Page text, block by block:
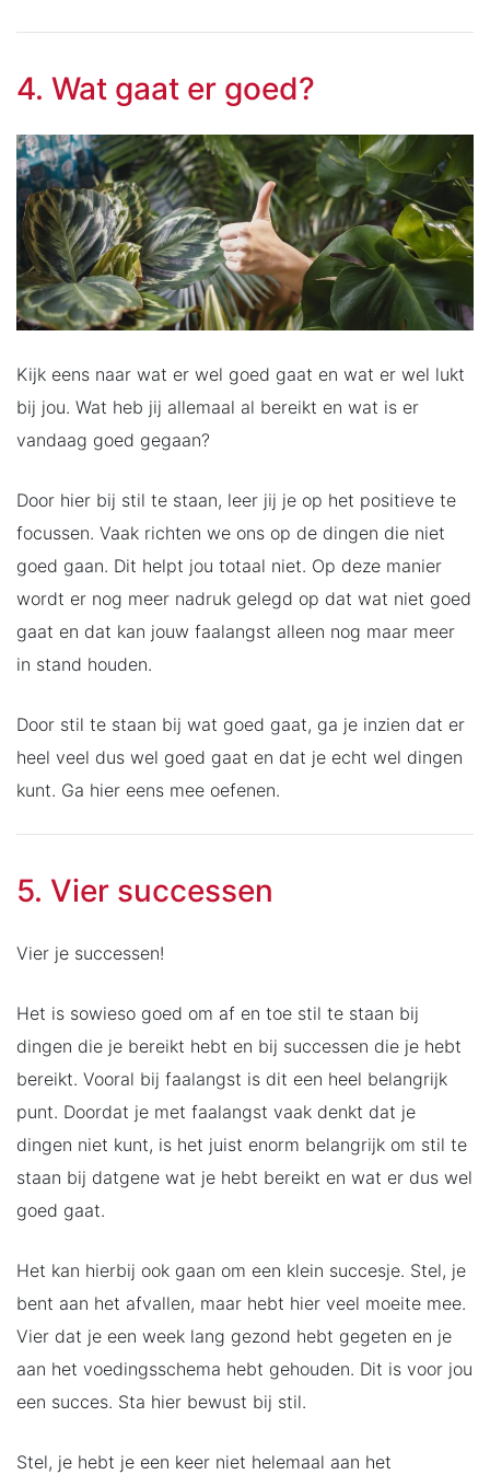
4. Wat gaat er goed?
Kijk eens naar wat er wel goed gaat en wat er wel lukt
bij jou. Wat heb jij allemaal al bereikt en wat is er
vandaag goed gegaan?
Door hier bij stil te staan, leer jij je op het positieve te
focussen. Vaak richten we ons op de dingen die niet
goed gaan. Dit helpt jou totaal niet. Op deze manier
wordt er nog meer nadruk gelegd op dat wat niet goed
gaat en dat kan jouw faalangst alleen nog maar meer
in stand houden.
Door stil te staan bij wat goed gaat, ga je inzien dat er
heel veel dus wel goed gaat en dat je echt wel dingen
kunt. Ga hier eens mee oefenen.
5. Vier successen
Vier je successen!
Het is sowieso goed om af en toe stil te staan bij
dingen die je bereikt hebt en bij successen die je hebt
bereikt. Vooral bij faalangst is dit een heel belangrijk
punt. Doordat je met faalangst vaak denkt dat je
dingen niet kunt, is het juist enorm belangrijk om stil te
staan bij datgene wat je hebt bereikt en wat er dus wel
goed gaat.
Het kan hierbij ook gaan om een klein succesje. Stel, je
bent aan het afvallen, maar hebt hier veel moeite mee.
Vier dat je een week lang gezond hebt gegeten en je
aan het voedingsschema hebt gehouden. Dit is voor jou
een succes. Sta hier bewust bij stil.
Stel, je hebt je een keer niet helemaal aan het